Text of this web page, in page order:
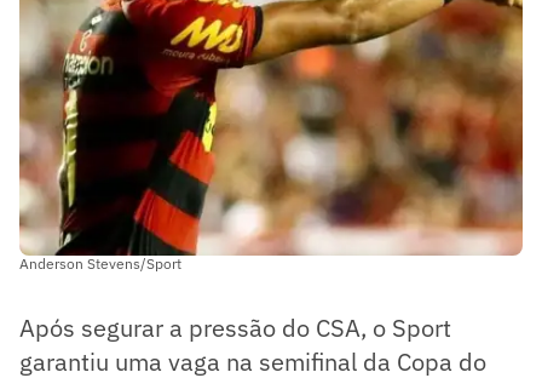
Anderson Stevens/Sport
Após segurar a pressão do CSA, o Sport
garantiu uma vaga na semifinal da Copa do